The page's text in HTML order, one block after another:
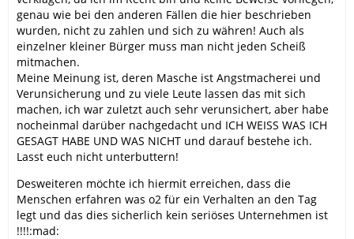
genau wie bei den anderen Fällen die hier beschrieben
wurden, nicht zu zahlen und sich zu währen! Auch als
einzelner kleiner Bürger muss man nicht jeden Scheiß
mitmachen.
Meine Meinung ist, deren Masche ist Angstmacherei und
Verunsicherung und zu viele Leute lassen das mit sich
machen, ich war zuletzt auch sehr verunsichert, aber habe
nocheinmal darüber nachgedacht und ICH WEISS WAS ICH
GESAGT HABE UND WAS NICHT und darauf bestehe ich.
Lasst euch nicht unterbuttern!
Desweiteren möchte ich hiermit erreichen, dass die
Menschen erfahren was o2 für ein Verhalten an den Tag
legt und das dies sicherlich kein seriöses Unternehmen ist
!!!!:mad: